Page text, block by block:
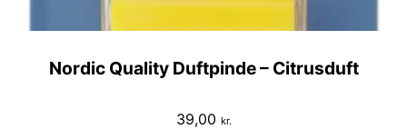
Nordic Quality Duftpinde – Citrusduft
39,00 kr.